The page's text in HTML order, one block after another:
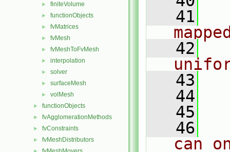
► finiteVolume
► functionObjects
► fvMatrices
► fvMesh
► fvMeshToFvMesh
► interpolation
► solver
► surfaceMesh
► volMesh
► functionObjects
► fvAgglomerationMethods
► fvConstraints
► fvMeshDistributors
   41
   42
   43
   44
   45
   46
can